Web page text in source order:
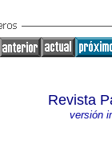
Revista
versión